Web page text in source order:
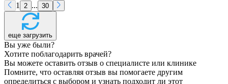
1
2 ... 30
еще загрузить
Вы уже были?
Хотите поблагодарить врачей?
Вы можете оставить отзыв о специалисте или клинике
Помните, что оставляя отзыв вы помогаете другим
определиться с выбором и узнать подходит ли этот